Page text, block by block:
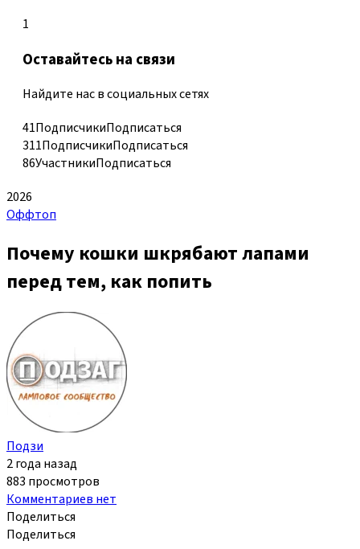
1
Оставайтесь на связи
Найдите нас в социальных сетях
41ПодписчикиПодписаться
311ПодписчикиПодписаться
86УчастникиПодписаться
2026
Оффтоп
Почему кошки шкрябают лапами
перед тем, как попить
Подзи
2 года назад
883 просмотров
Комментариев нет
Поделиться
Поделиться